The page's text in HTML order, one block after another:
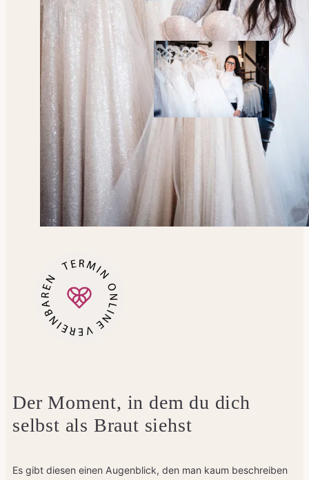
Der Moment, in dem du dich
selbst als Braut siehst
Es gibt diesen einen Augenblick, den man kaum beschreiben